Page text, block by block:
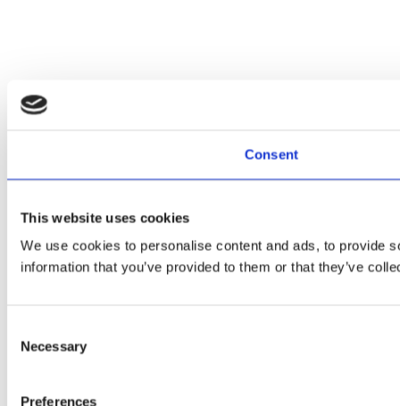
Consent
This website uses cookies
We use cookies to personalise content and ads, to provide
information that you’ve provided to them or that they’ve
Selection
Necessary
Preferences